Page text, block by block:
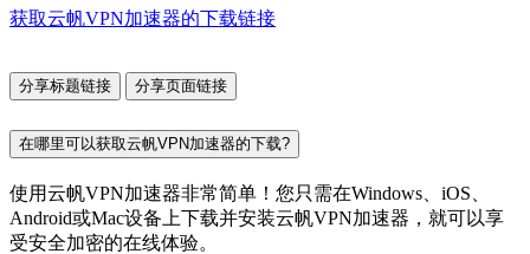
获取云帆VPN加速器的下载链接
分享标题链接 分享页面链接
在哪里可以获取云帆VPN加速器的下载?
使用云帆VPN加速器非常简单！您只需在Windows、iOS、
Android或Mac设备上下载并安装云帆VPN加速器，就可以享
受安全加密的在线体验。